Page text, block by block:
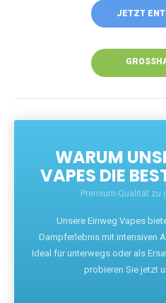
JETZT
WARUM
VAPES DIE
Premium-Qualität zu
Unsere Einweg Vapes
Dampferlebnis mit intensiven
Ideal für unterwegs oder als
probieren Sie jetzt